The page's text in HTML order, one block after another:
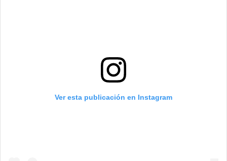
Ver esta publicación en Instagram